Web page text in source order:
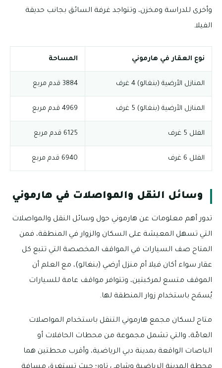
وأخرى للدراسة ومخزن، وتتواجد غرفة السائق بجانب حديقة
الفيلا.
نوع العقار في هارموني المساحة
المنازل الأرضية (بنغالو) 4 غرف 3884 قدم مربع
المنازل الأرضية (بنغالو) 5 غرف 4969 قدم مربع
الفلل 5 غرف 6125 قدم مربع
الفلل 6 غرف 6940 قدم مربع
وسائل النقل والمواصلات في هارموني
تدور أهم معلومات عن هارموني حول وسائل النقل والمواصلات
التي تسهل المعيشة على السكان والزوار في المنطقة، فمن
المتاح صف السيارات في المواقف المخصصة التي تتبع كل
عقار سواء أكان فيلا أم منزل أرضي (بنغالو)، مع العلم أن
الموقف متسع لمركبتين، وتتوافر مواقف عامة للسيارات
يُسمَح باستخدام زوار المنطقة لها.
متاح لسكان مجمع هارموني التنقل باستخدام المواصلات
العامّة، والتي تشمل مجموعة من محطات الحافلات أو
الباصات الواقعة بمدينة دبي الرياضية، وأقرب محطتين هما